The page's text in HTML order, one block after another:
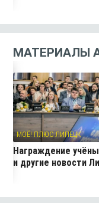
МАТЕРИАЛЫ
МОЁ! ПЛЮС ЛИПЕЦК
Награждение
и другие новости